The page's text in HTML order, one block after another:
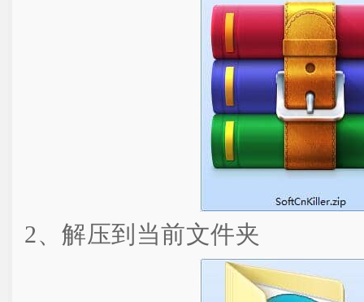
2、解压到当前文件夹